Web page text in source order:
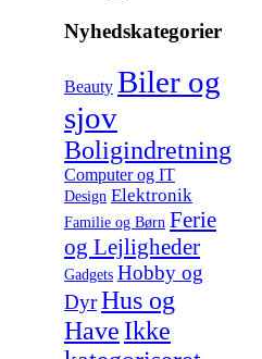
Nyhedskategorier
Beauty Biler og
sjov
Boligindretning
Computer og IT
Design Elektronik
Familie og Børn Ferie
og Lejligheder
Gadgets Hobby og
DyrHus og
Have Ikke